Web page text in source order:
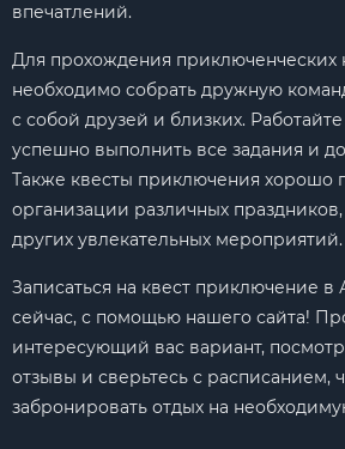
впечатлений.
Для прохождения приключенческих
необходимо собрать дружную
с собой друзей и близких.
успешно выполнить все задания и
Также квесты приключения хорошо
организации различных
других увлекательных мероприятий.
Записаться на квест приключение
сейчас, с помощью нашего сайта!
интересующий вас вариант,
отзывы и сверьтесь с расписанием,
забронировать отдых на